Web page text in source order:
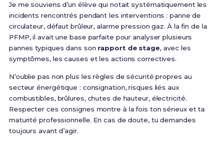
Je me souviens d’un élève qui notait systématiquement les
incidents rencontrés pendant les interventions : panne de
circulateur, défaut brûleur, alarme pression gaz. À la fin de la
PFMP, il avait une base parfaite pour analyser plusieurs
pannes typiques dans son rapport de stage, avec les
symptômes, les causes et les actions correctives.
N’oublie pas non plus les règles de sécurité propres au
secteur énergétique : consignation, risques liés aux
combustibles, brûlures, chutes de hauteur, électricité.
Respecter ces consignes montre à la fois ton sérieux et ta
maturité professionnelle. En cas de doute, tu demandes
toujours avant d’agir.